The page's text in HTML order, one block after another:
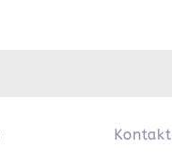
Kontakt